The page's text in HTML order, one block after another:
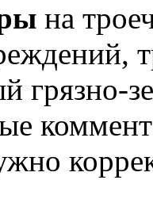
на
грязно-